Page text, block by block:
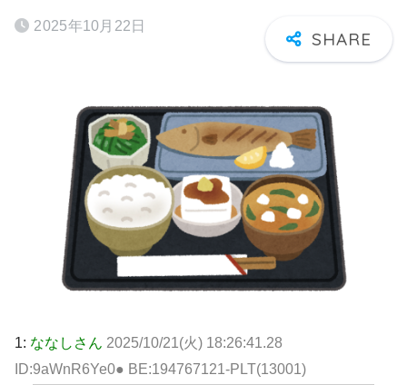
2025年10月22日
1: ななしさん 2025/10/21(火) 18:26:41.28
ID:9aWnR6Ye0● BE:194767121-PLT(13001)